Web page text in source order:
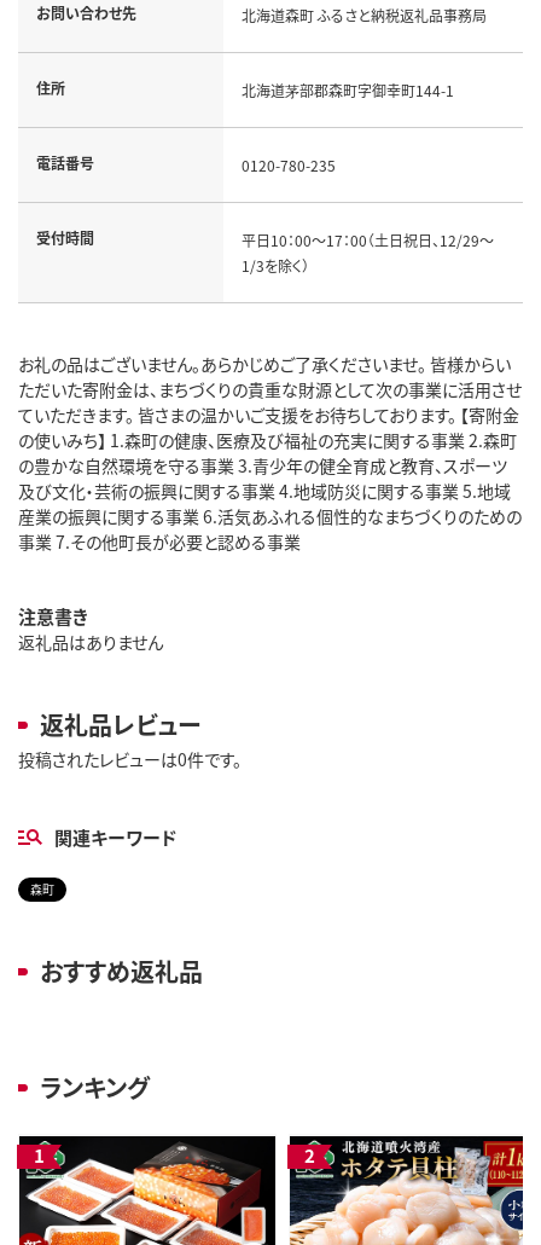
お問い合わせ先 北海道森町 ふるさと納税返礼品事務局
住所 北海道茅部郡森町字御幸町144-1
電話番号 0120-780-235
受付時間
平日10：00～17：00（土日祝日、12/29～
1/3を除く）
お礼の品はございません。あらかじめご了承くださいませ。 皆様からい
ただいた寄附金は、まちづくりの貴重な財源として次の事業に活用させ
ていただきます。 皆さまの温かいご支援をお待ちしております。 【寄附金
の使いみち】 1.森町の健康、医療及び福祉の充実に関する事業 2.森町
の豊かな自然環境を守る事業 3.青少年の健全育成と教育、スポーツ
及び文化・芸術の振興に関する事業 4.地域防災に関する事業 5.地域
産業の振興に関する事業 6.活気あふれる個性的なまちづくりのための
事業 7.その他町長が必要と認める事業
注意書き
返礼品はありません
返礼品レビュー
投稿されたレビューは0件です。
関連キーワード
森町
おすすめ返礼品
ランキング